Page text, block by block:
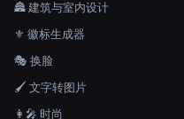
🏯 建筑与室内设计
⚜️ 徽标生成器
🎭 换脸
🖌️ 文字转图片
👩‍🎤 时尚